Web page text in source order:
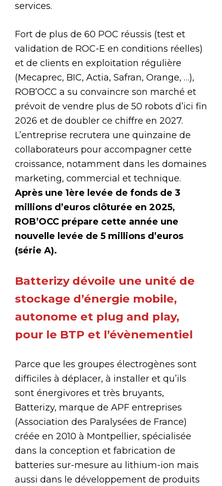
services.
Fort de plus de 60 POC réussis (test et
validation de ROC-E en conditions réelles)
et de clients en exploitation régulière
(Mecaprec, BIC, Actia, Safran, Orange, …),
ROB’OCC a su convaincre son marché et
prévoit de vendre plus de 50 robots d’ici fin
2026 et de doubler ce chiffre en 2027.
L’entreprise recrutera une quinzaine de
collaborateurs pour accompagner cette
croissance, notamment dans les domaines
marketing, commercial et technique.
Après une 1ère levée de fonds de 3
millions d’euros clôturée en 2025,
ROB’OCC prépare cette année une
nouvelle levée de 5 millions d’euros
(série A).
Batterizy dévoile une unité de
stockage d’énergie mobile,
autonome et plug and play,
pour le BTP et l’évènementiel
Parce que les groupes électrogènes sont
difficiles à déplacer, à installer et qu’ils
sont énergivores et très bruyants,
Batterizy, marque de APF entreprises
(Association des Paralysées de France)
créée en 2010 à Montpellier, spécialisée
dans la conception et fabrication de
batteries sur-mesure au lithium-ion mais
aussi dans le développement de produits